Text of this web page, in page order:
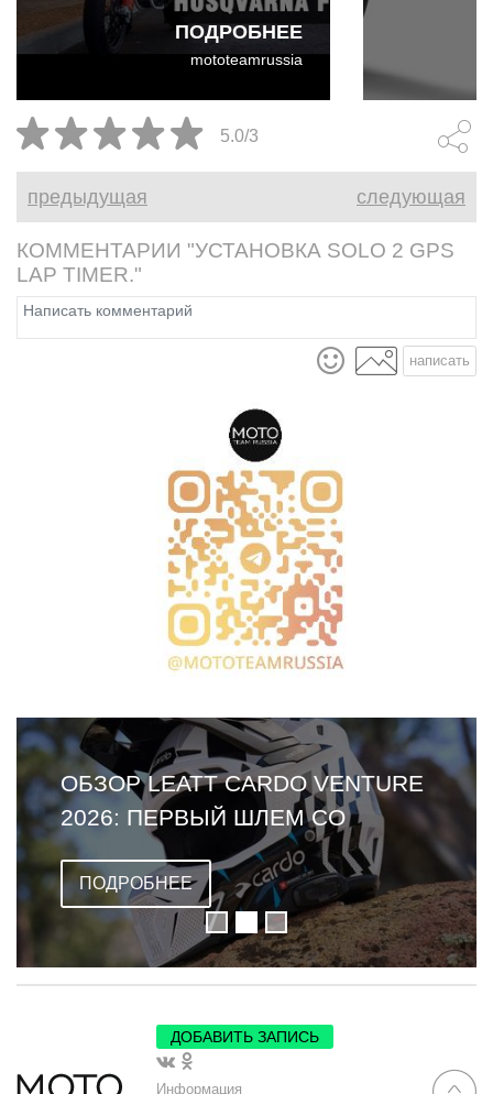
ПОДРОБНЕЕ
минусы владения супермото
Husqvarna FS 450, узнаем на
сколько она ресурсная, как она
на трек, куда ж без этого.
mototeamrussia
5.0/3
предыдущая следующая
КОММЕНТАРИИ "УСТАНОВКА SOLO 2 GPS
LAP TIMER."
написать
ОБЗОР LEATT CARDO VENTURE
2026: ПЕРВЫЙ ШЛЕМ СО
ВСТРОЕННОЙ ГАРНИТУРОЙ
ПОДРОБНЕЕ
ДОБАВИТЬ ЗАПИСЬ
Информация